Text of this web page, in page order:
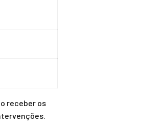
receber os